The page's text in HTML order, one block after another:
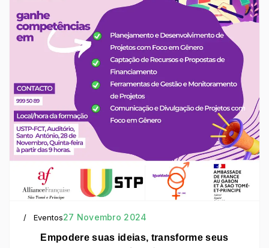
Empodere suas ideias, transforme seus
Eventos27 Novembro 2024